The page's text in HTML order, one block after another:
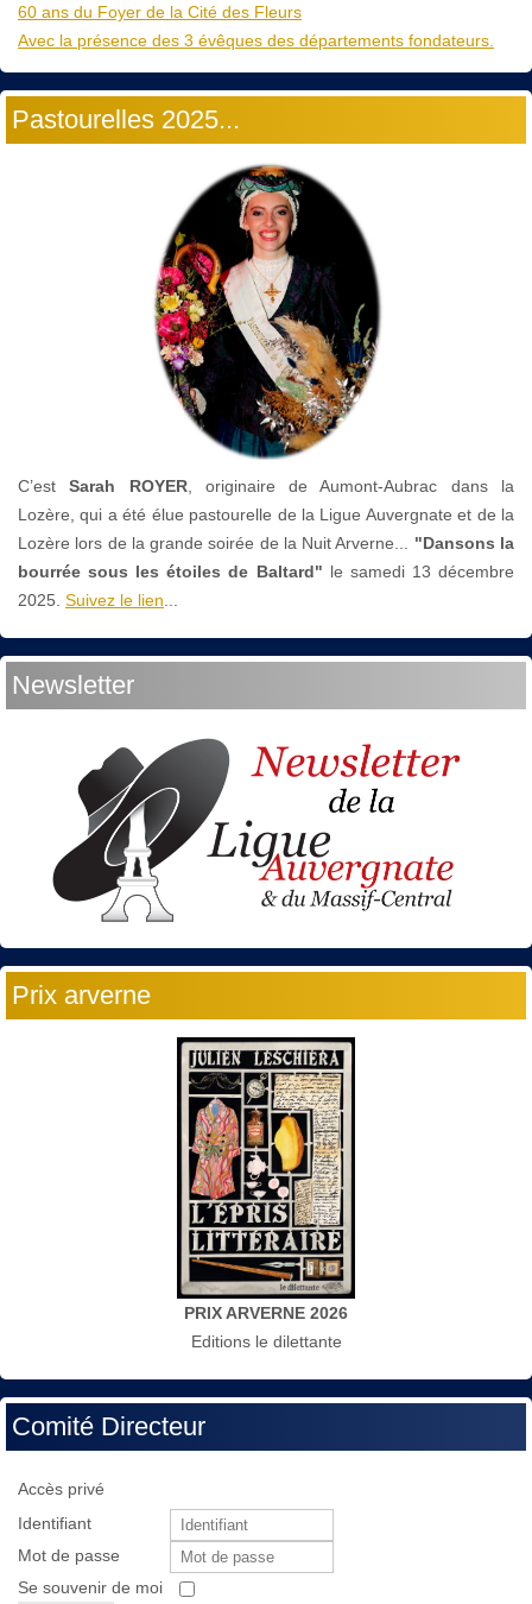
60 ans du Foyer de la Cité des Fleurs
Avec la présence des 3 évêques des départements fondateurs.
Pastourelles 2025...
C’estSarah ROYER, originaire de Aumont-Aubrac dans la
Lozère, qui a été élue pastourelle de la Ligue Auvergnate et de la
Lozère lors de la grande soirée de la Nuit Arverne...
"Dansons la
bourrée sous les étoiles de Baltard" le samedi 13 décembre
2025. Suivez le lien
Newsletter
Prix arverne
PRIX ARVERNE 2026
Editions le dilettante
Comité Directeur
Accès privé
Identifiant
Mot de passe
Se souvenir de moi